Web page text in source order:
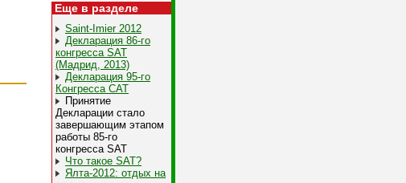
Еще в разделе
Saint-Imier 2012
Декларация 86-го
конгресса SAT
(Мадрид, 2013)
Декларация 95-го
Конгресса САТ
Принятие
Декларации стало
завершающим этапом
работы 85-го
конгресса SAT
Что такое SAT?
Ялта-2012: отдых на